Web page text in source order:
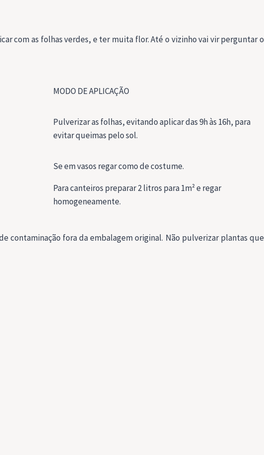
com as folhas verdes, e ter muita flor. Até o vizinho vai vir perguntar o
MODO DE APLICAÇÃO
Pulverizar as folhas, evitando aplicar das 9h às 16h, para
evitar queimas pelo sol.
Se em vasos regar como de costume.
Para canteiros preparar 2 litros para 1m² e regar
homogeneamente.
contaminação fora da embalagem original. Não pulverizar plantas que